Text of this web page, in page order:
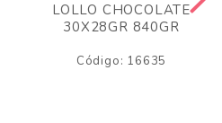
LOLLO CHOCOLATE
30X28GR 840GR
Código: 16635